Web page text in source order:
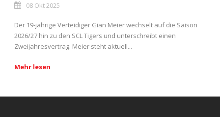
08 Okt 2025
Der 19-jährige Verteidiger Gian Meier wechselt auf die Saison
2026/27 hin zu den SCL Tigers und unterschreibt einen
Zweijahresvertrag. Meier steht aktuell...
Mehr lesen